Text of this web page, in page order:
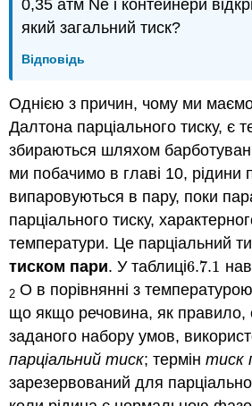
0,35 атм Ne і контейнери
який загальний тиск?
Відповідь
Однією з причин, чому ми
Далтона парціального тиску, є
збираються шляхом
ми побачимо в главі 10, рідини
випаровуються в пару, поки
парціального тиску,
температури. Це парціальний
тиском пари. У таблиці6.7.1
6.7.1
2 O в порівнянні з
що якщо речовина, як правило,
заданого набору умов,
парціальний тиск; термінтиск
зарезервований для